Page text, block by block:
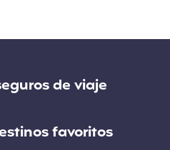
de viaje
estanciafavoritos